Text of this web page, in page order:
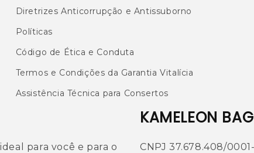
Diretrizes Anticorrupção e Antissuborno
Políticas
Código de Ética e Conduta
Termos e Condições da Garantia Vitalícia
Assistência Técnica para Consertos
ideal para você e para o
KAMELEON
CNPJ 37.678.408/